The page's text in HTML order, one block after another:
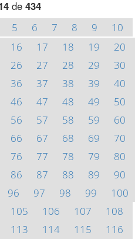
de 434
5 6 7 8 9
10
16 17 18 19
20
26 27 28 29
30
36 37 38 39
40
46 47 48 49
50
56 57 58 59
60
66 67 68 69
70
76 77 78 79
80
86 87 88 89
90
96 97 98 99
100
105 106 107
108
113 114 115
116